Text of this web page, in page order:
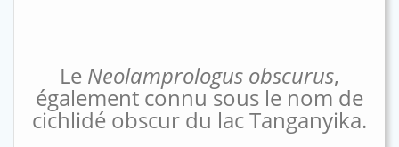
Le Neolamprologus obscurus,
également connu sous le nom de
cichlidé obscur du lac Tanganyika.